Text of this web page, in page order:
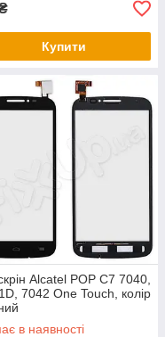
Купити
Alcatel POP C7 7040,
7042 One Touch, колір
в наявності